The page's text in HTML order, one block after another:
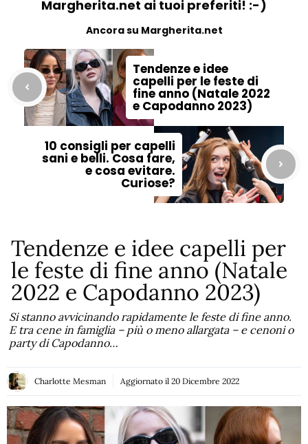
Margherita.net ai tuoi preferiti! :-)
Ancora su Margherita.net
Tendenze e idee
capelli per le feste di
fine anno (Natale 2022
e Capodanno 2023)
10 consigli per capelli
sani e belli. Cosa fare,
e cosa evitare.
Curiose?
Tendenze e idee capelli per
le feste di fine anno (Natale
2022 e Capodanno 2023)
Si stanno avvicinando rapidamente le feste di fine anno.
E tra cene in famiglia – più o meno allargata – e cenoni o
party di Capodanno…
Charlotte Mesman Aggiornato il 20 Dicembre 2022